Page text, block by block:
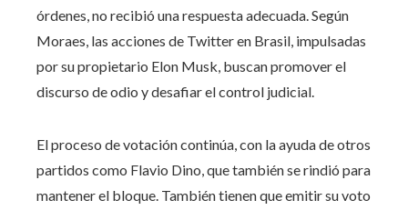
órdenes, no recibió una respuesta adecuada. Según
Moraes, las acciones de Twitter en Brasil, impulsadas
por su propietario Elon Musk, buscan promover el
discurso de odio y desafiar el control judicial.
El proceso de votación continúa, con la ayuda de otros
partidos como Flavio Dino, que también se rindió para
mantener el bloque. También tienen que emitir su voto